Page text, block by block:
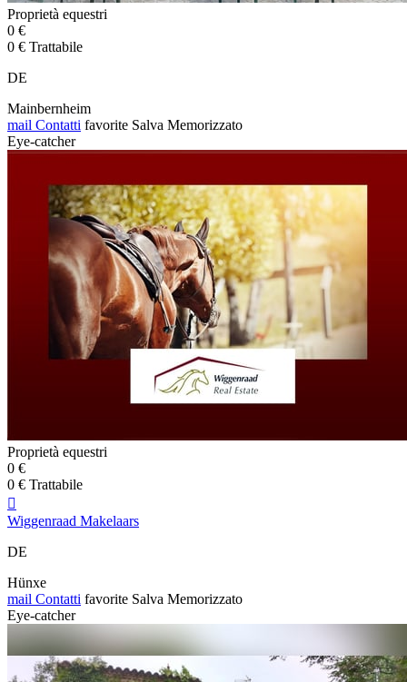
Proprietà equestri
0 €
0 € Trattabile
DE
Mainbernheim
mail Contatti favorite Salva Memorizzato
Eye-catcher
Proprietà equestri
0 €
0 € Trattabile

Wiggenraad Makelaars
DE
Hünxe
mail Contatti favorite Salva Memorizzato
Eye-catcher